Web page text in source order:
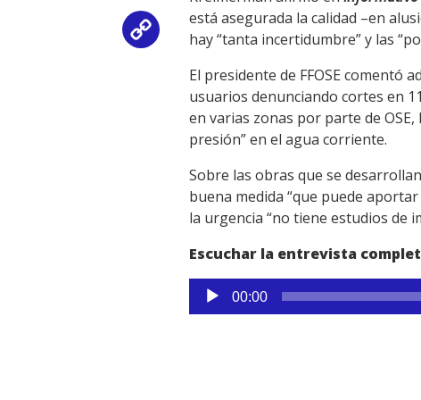
Copy
Link
está asegurada la calidad –en
hay “tanta incertidumbre” y las
El presidente de FFOSE comentó
usuarios denunciando cortes en
en varias zonas por parte de
presión” en el agua corriente.
Sobre las obras que se
buena medida “que puede
la urgencia “no tiene estudios de
Escuchar la entrevista
Reproductor
de
00:00